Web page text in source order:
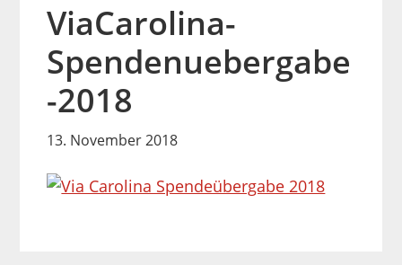
ViaCarolina-
Spendenuebergabe
-2018
13. November 2018